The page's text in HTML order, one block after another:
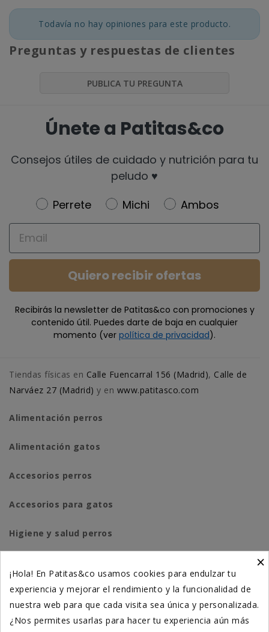
Todavía no hay opiniones para este producto.
Preguntas y respuestas de clientes
PUBLICA TU PREGUNTA
Únete a Patitas&co
Consejos útiles de cuidado y nutrición para tu
peludo ♥️
Newsletter
Perrete Michi
Ambos
Email
Quiero recibir ofertas
Recibirás la newsletter de Patitas&co con promociones y
contenido útil. Puedes darte de baja en cualquier
momento (ver política de privacidad).
Tiendas físicas en Calle Fuencarral 156 (Madrid), Calle de
Narváez 27 (Madrid) y en www.patitasco.com
Alimentación perros
Alimentación gatos
Accesorios perros
Accesorios para gatos
Higiene y salud perros
Suplementación natural
Otros
×
¡Hola! En Patitas&co usamos cookies para endulzar tu
experiencia y mejorar el rendimiento y la funcionalidad de
nuestra web para que cada visita sea única y personalizada.
¿Nos permites usarlas para hacer tu experiencia aún más